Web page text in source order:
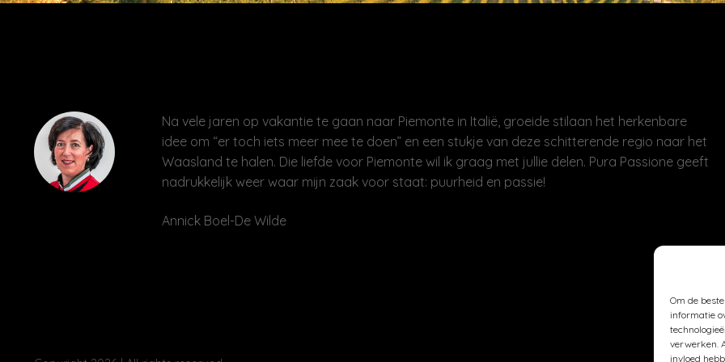
Om de
informatie
verwerken.
invloed
Na vele jaren op vakantie te gaan naar Piemonte in Italië, groeide stilaan het herkenbare
idee om “er toch iets meer mee te doen” en een stukje van deze schitterende regio naar het
Waasland te halen. Die liefde voor Piemonte wil ik graag met jullie delen. Pura Passione geeft
nadrukkelijk weer waar mijn zaak voor staat: puurheid en passie!
Annick Boel-De Wilde